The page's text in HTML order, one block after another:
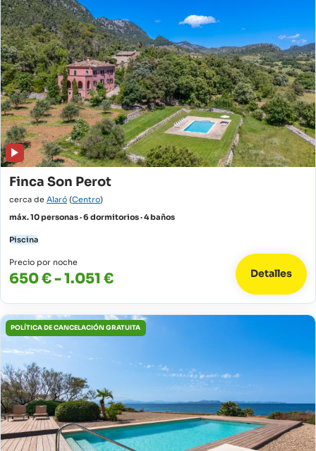
Finca Son Perot
cerca de Alaró (Centro)
máx. 10 personas · 6 dormitorios · 4 baños
Piscina
Precio por noche
650 € - 1.051 € Detalles
POLÍTICA DE CANCELACIÓN GRATUITA